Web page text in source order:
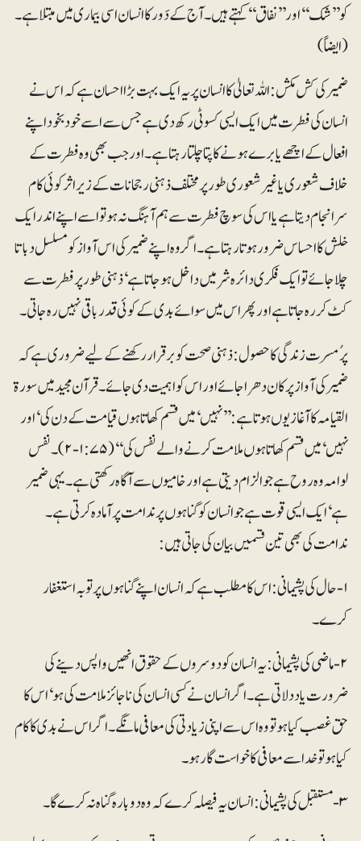
کو ’’شک‘‘ اور ’’نفاق‘‘ کہتے ہیں۔ آج کے دَور کا انسان اسی بیماری میں مبتلا ہے ۔
(ایضاً)
ضمیر کی کش مکش : اللہ تعالیٰ کا انسان پر یہ ایک بہت بڑا احسان ہے کہ اس نے
انسان کی فطرت میں ایک ایسی کسوٹی رکھ دی ہے جس سے اسے خود بخود اپنے
افعال کے اچھے یا بر ے ہونے کا پتا چلتا رہتا ہے۔ اور جب بھی وہ فطرت کے
خلاف شعوری یا غیر شعوری طور پر مختلف ذہنی رجحانات کے زیراثر کوئی کام
سرانجام دیتا ہے یا اس کی سوچ فطرت سے ہم آہنگ نہ ہو تو اسے اپنے اندر ایک
خلش کا احساس ضرور ہوتا رہتا ہے۔ اگر وہ اپنے ضمیر کی اس آواز کو مسلسل دباتا
چلا جائے تو ایک فکری دائرہ شر میں داخل ہو جاتا ہے‘ ذہنی طور پر فطرت سے
کٹ کر رہ جاتا ہے اور پھر اس میں سوائے بدی کے کوئی قدر باقی نہیں رہ جاتی۔
پرُمسرت زندگی کا حصول: ذہنی صحت کو برقرار رکھنے کے لیے ضروری ہے کہ
ضمیر کی آواز پر کان دھرا جائے اور اس کو اہمیت دی جائے۔ قرآن مجید میں سورۃ
القیامہ کا آغاز یوں ہوتا ہے: ’’نہیں‘ میں قسم کھاتا ہوں قیامت کے دن کی ‘ اور
نہیں‘ میں قسم کھاتا ہوں ملامت کرنے والے نفس کی‘‘ (۷۵: ۱-۲)۔ نفس
لوامہ وہ روح ہے جو الزام دیتی ہے اور خامیوں سے آگاہ رکھتی ہے۔ یہی ضمیر
ہے‘ ایک ایسی قوت ہے جو انسان کو گناہوں پر ندامت پر آمادہ کرتی ہے۔
ندامت کی بھی تین قسمیں بیان کی جاتی ہیں:
۱- حال کی پشیمانی: اس کا مطلب ہے کہ انسان اپنے گناہوں پر توبہ استغفار
کرے۔
۲- ماضی کی پشیمانی: یہ انسان کو دوسروں کے حقوق انھیں واپس دینے کی
ضرورت یاد دلاتی ہے۔ اگر انسان نے کسی انسان کی ناجائز ملامت کی ہو‘ اس کا
حق غصب کیا ہو تو وہ اس سے اپنی زیادتی کی معافی مانگے۔ اگر اس نے بدی کا کام
کیا ہو تو خدا سے معافی کا خواست گار ہو۔
۳-مستقبل کی پشیمانی: انسان یہ فیصلہ کرے کہ وہ دوبارہ گناہ نہ کرے گا۔